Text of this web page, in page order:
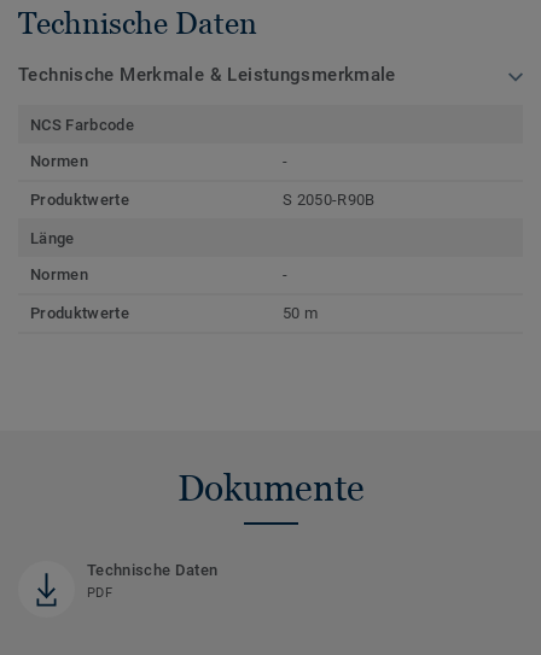
Technische Daten
Technische Merkmale & Leistungsmerkmale
NCS Farbcode
Normen
-
Produktwerte S 2050-R90B
Länge
Normen
-
Produktwerte 50 m
Dokumente
Technische Daten
PDF